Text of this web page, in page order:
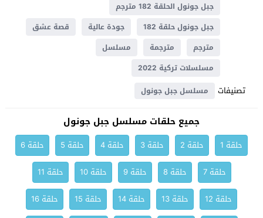
جبل جونول الحلقة 182 مترجم
جبل جونول حلقة 182
جودة عالية
قصة عشق
مترجم
مترجمة
مسلسل
مسلسلات تركية 2022
تصنيفات مسلسل جبل جونول
جميع حلقات مسلسل جبل جونول
حلقة 1 حلقة 2 حلقة 3 حلقة 4 حلقة 5
حلقة 6
حلقة 7
حلقة 8 حلقة 9 حلقة 10
حلقة 11
حلقة 12
حلقة 13 حلقة 14 حلقة 15
حلقة 16